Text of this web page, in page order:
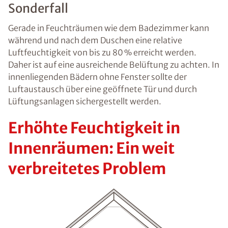
Sonderfall
Gerade in Feuchträumen wie dem Badezimmer kann
während und nach dem Duschen eine relative
Luftfeuchtigkeit von bis zu 80 % erreicht werden.
Daher ist auf eine ausreichende Belüftung zu achten. In
innenliegenden Bädern ohne Fenster sollte der
Luftaustausch über eine geöffnete Tür und durch
Lüftungsanlagen sichergestellt werden.
Erhöhte Feuchtigkeit in
Innenräumen: Ein weit
verbreitetes Problem